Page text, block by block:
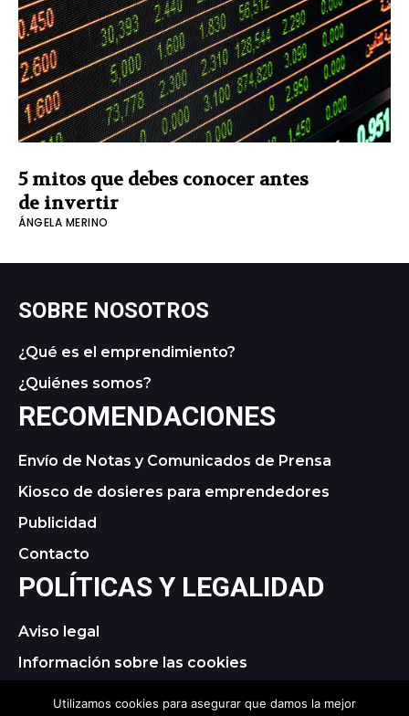
5 mitos que debes conocer antes
de invertir
ÁNGELA MERINO
SOBRE NOSOTROS
¿Qué es el emprendimiento?
¿Quiénes somos?
RECOMENDACIONES
Envío de Notas y Comunicados de Prensa
Kiosco de dosieres para emprendedores
Publicidad
Contacto
POLÍTICAS Y LEGALIDAD
Aviso legal
Información sobre las cookies
Utilizamos cookies para asegurar que damos la mejor